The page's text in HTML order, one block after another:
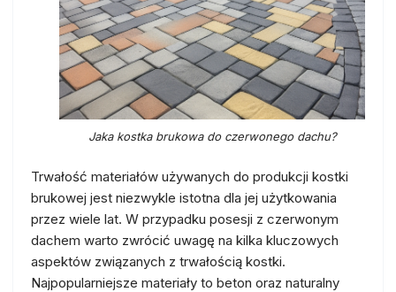
Jaka kostka brukowa do czerwonego dachu?
Trwałość materiałów używanych do produkcji kostki
brukowej jest niezwykle istotna dla jej użytkowania
przez wiele lat. W przypadku posesji z czerwonym
dachem warto zwrócić uwagę na kilka kluczowych
aspektów związanych z trwałością kostki.
Najpopularniejsze materiały to beton oraz naturalny